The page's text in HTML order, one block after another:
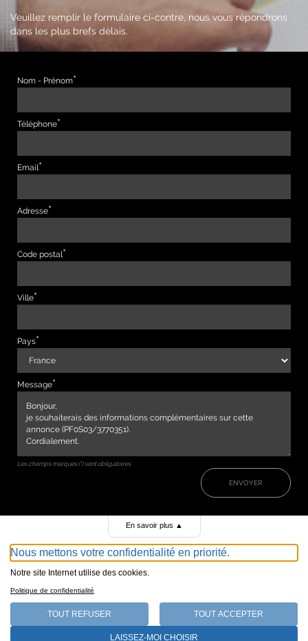
Veuillez remplir le formulaire ci-contre, nous vous répondrons
dans les plus brefs délais.
Nom - Prénom
Téléphone
Email
Adresse
Code postal
Ville
Pays
Message
Les champs marqués (*) sont obligatoires
ENVOYER
147, avenue de Malakoff 75116 Paris
En savoir plus ▲
Nous mettons votre confidentialité en priorité.
Notre site Internet utilise des cookies.
Politique de confidentialité
TOUT REFUSER TOUT ACCEPTER
LAISSEZ-MOI CHOISIR